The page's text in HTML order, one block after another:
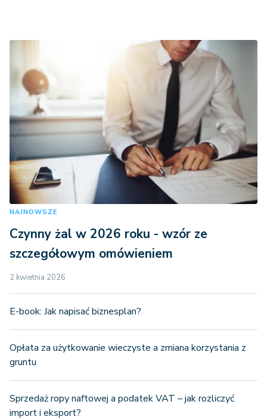
NAJNOWSZE
Czynny żal w 2026 roku - wzór ze
szczegółowym omówieniem
2 kwietnia 2026
E-book: Jak napisać biznesplan?
Opłata za użytkowanie wieczyste a zmiana korzystania z
gruntu
Sprzedaż ropy naftowej a podatek VAT – jak rozliczyć
import i eksport?